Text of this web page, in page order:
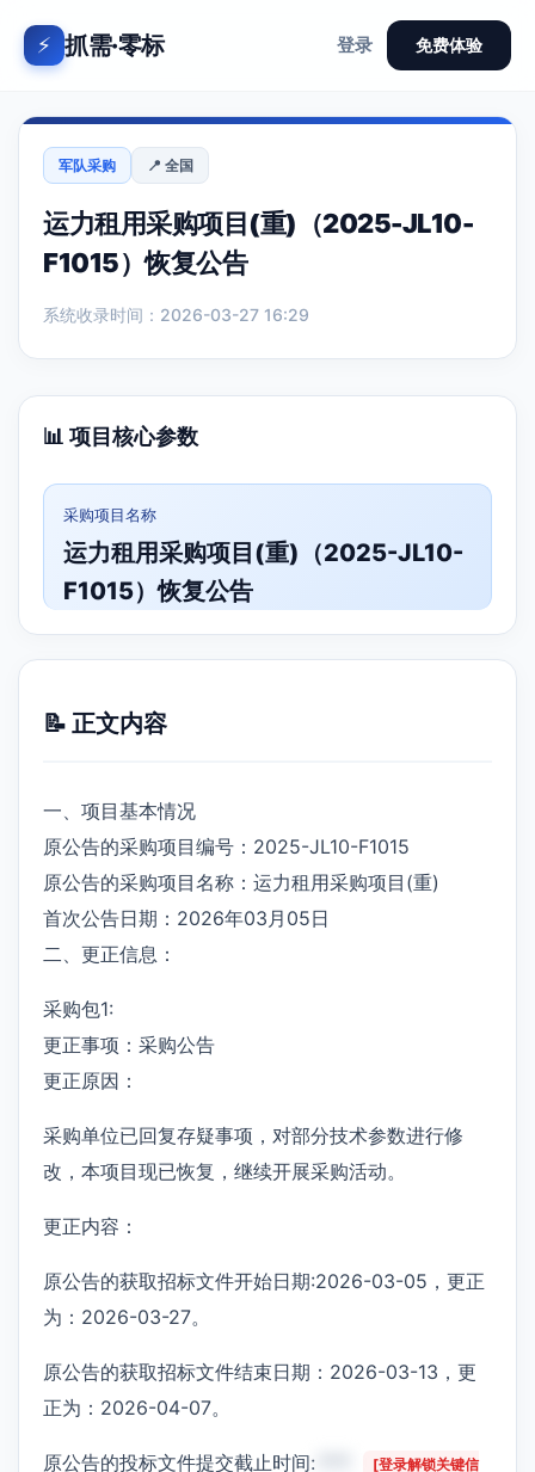
⚡ 抓需·零标 登录 免费体验
军队采购 📍 全国
运力租用采购项目(重)（2025-JL10-
F1015）恢复公告
系统收录时间：2026-03-27 16:29
📊 项目核心参数
采购项目名称
运力租用采购项目(重)（2025-JL10-
F1015）恢复公告
📝 正文内容
一、项目基本情况
原公告的采购项目编号：2025-JL10-F1015
原公告的采购项目名称：运力租用采购项目(重)
首次公告日期：2026年03月05日
二、更正信息：
采购包1:
更正事项：采购公告
更正原因：
采购单位已回复存疑事项，对部分技术参数进行修
改，本项目现已恢复，继续开展采购活动。
更正内容：
原公告的获取招标文件开始日期:2026-03-05，更正
为：2026-03-27。
原公告的获取招标文件结束日期：2026-03-13，更
正为：2026-04-07。
原公告的投标文件提交截止时间:
[登录解锁关键信